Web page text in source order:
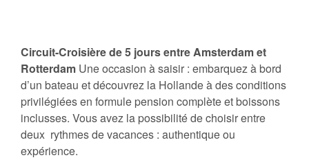
Circuit-Croisière de 5 jours entre Amsterdam et
Rotterdam Une occasion à saisir : embarquez à bord
d’un bateau et découvrez la Hollande à des conditions
privilégiées en formule pension complète et boissons
inclusses. Vous avez la possibilité de choisir entre
deux rythmes de vacances : authentique ou
expérience.